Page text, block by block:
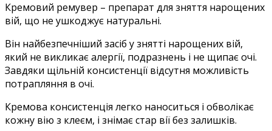
Кремовий ремувер – препарат для зняття нарощених
вій, що не ушкоджує натуральні.
Він найбезпечніший засіб у знятті нарощених вій,
який не викликає алергії, подразнень і не щипає очі.
Завдяки щільній консистенції відсутня можливість
потрапляння в очі.
Кремова консистенція легко наноситься і обволікає
кожну вію з клеєм, і знімає стар вії без залишків.